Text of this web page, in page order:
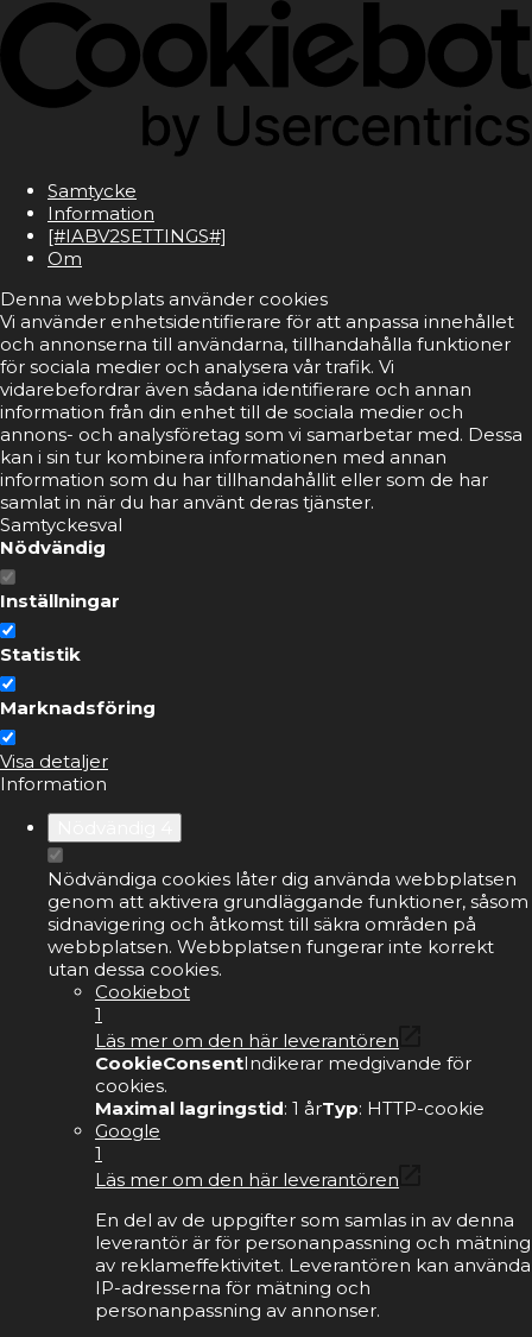
Samtycke
Information
[#IABV2SETTINGS#]
Om
Denna webbplats använder cookies
Vi använder enhetsidentifierare för att anpassa innehållet
och annonserna till användarna, tillhandahålla funktioner
för sociala medier och analysera vår trafik. Vi
vidarebefordrar även sådana identifierare och annan
information från din enhet till de sociala medier och
annons- och analysföretag som vi samarbetar med. Dessa
kan i sin tur kombinera informationen med annan
information som du har tillhandahållit eller som de har
samlat in när du har använt deras tjänster.
Samtyckesval
Nödvändig
Inställningar
Statistik
Marknadsföring
Visa detaljer
Information
Nödvändiga cookies låter dig använda webbplatsen
genom att aktivera grundläggande funktioner, såsom
sidnavigering och åtkomst till säkra områden på
webbplatsen. Webbplatsen fungerar inte korrekt
utan dessa cookies.
Cookiebot
1
Läs mer om den här leverantören
CookieConsentIndikerar medgivande för
cookies.
Maximal lagringstid: 1 årTyp: HTTP-cookie
Google
1
Läs mer om den här leverantören
En del av de uppgifter som samlas in av denna
leverantör är för personanpassning och mätning
av reklameffektivitet. Leverantören kan använda
IP-adresserna för mätning och
personanpassning av annonser.